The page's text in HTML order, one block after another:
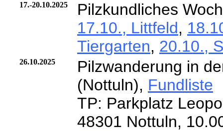
17.-20.10.2025
Pilzkundliches
17.10., Littfeld,
Tiergarten, 20.10.,
26.10.2025
Pilzwanderung in
(Nottuln), Fundliste
TP: Parkplatz
48301 Nottuln,